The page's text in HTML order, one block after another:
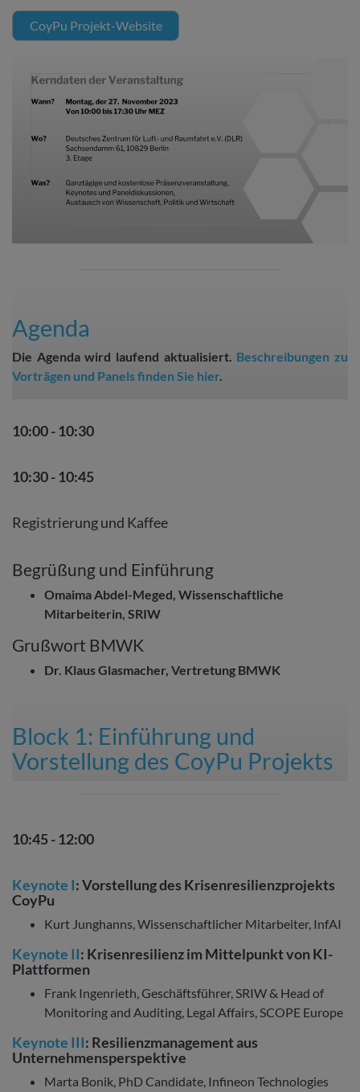
CoyPu Projekt-Website
Agenda
Die Agenda wird laufend aktualisiert. Beschreibungen zu
Vorträgen und Panels finden Sie hier
10:00 - 10:30
10:30 - 10:45
Registrierung und Kaffee
Begrüßung und Einführung
Omaima Abdel-Meged, Wissenschaftliche
Mitarbeiterin, SRIW
Grußwort BMWK
Dr. Klaus Glasmacher, Vertretung BMWK
Block 1: Einführung und
Vorstellung des CoyPu Projekts
10:45 - 12:00
Keynote I: Vorstellung des Krisenresilienzprojekts
CoyPu
Kurt Junghanns, Wissenschaftlicher Mitarbeiter, InfAI
Keynote II: Krisenresilienz im Mittelpunkt von KI-
Plattformen
Frank Ingenrieth, Geschäftsführer, SRIW & Head of
Monitoring and Auditing, Legal Affairs, SCOPE Europe
Keynote III: Resilienzmanagement aus
Unternehmensperspektive
Marta Bonik, PhD Candidate, Infineon Technologies